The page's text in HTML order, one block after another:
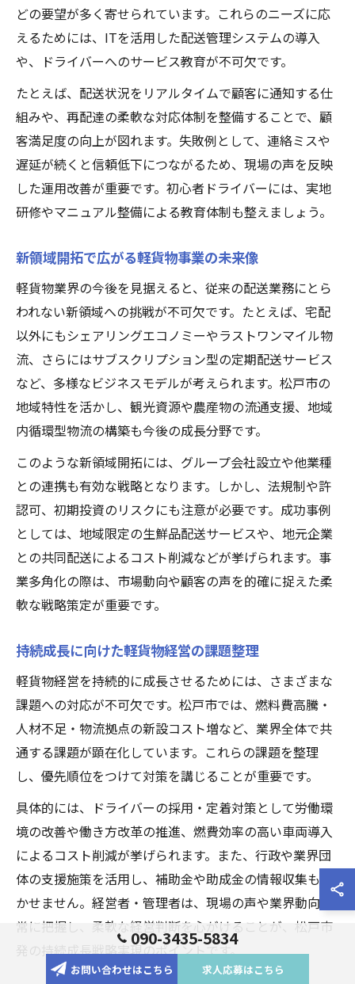
どの要望が多く寄せられています。これらのニーズに応
えるためには、ITを活用した配送管理システムの導入
や、ドライバーへのサービス教育が不可欠です。
たとえば、配送状況をリアルタイムで顧客に通知する仕
組みや、再配達の柔軟な対応体制を整備することで、顧
客満足度の向上が図れます。失敗例として、連絡ミスや
遅延が続くと信頼低下につながるため、現場の声を反映
した運用改善が重要です。初心者ドライバーには、実地
研修やマニュアル整備による教育体制も整えましょう。
新領域開拓で広がる軽貨物事業の未来像
軽貨物業界の今後を見据えると、従来の配送業務にとら
われない新領域への挑戦が不可欠です。たとえば、宅配
以外にもシェアリングエコノミーやラストワンマイル物
流、さらにはサブスクリプション型の定期配送サービス
など、多様なビジネスモデルが考えられます。松戸市の
地域特性を活かし、観光資源や農産物の流通支援、地域
内循環型物流の構築も今後の成長分野です。
このような新領域開拓には、グループ会社設立や他業種
との連携も有効な戦略となります。しかし、法規制や許
認可、初期投資のリスクにも注意が必要です。成功事例
としては、地域限定の生鮮品配送サービスや、地元企業
との共同配送によるコスト削減などが挙げられます。事
業多角化の際は、市場動向や顧客の声を的確に捉えた柔
軟な戦略策定が重要です。
持続成長に向けた軽貨物経営の課題整理
軽貨物経営を持続的に成長させるためには、さまざまな
課題への対応が不可欠です。松戸市では、燃料費高騰・
人材不足・物流拠点の新設コスト増など、業界全体で共
通する課題が顕在化しています。これらの課題を整理
し、優先順位をつけて対策を講じることが重要です。
具体的には、ドライバーの採用・定着対策として労働環
境の改善や働き方改革の推進、燃費効率の高い車両導入
によるコスト削減が挙げられます。また、行政や業界団
体の支援施策を活用し、補助金や助成金の情報収集も欠
かせません。経営者・管理者は、現場の声や業界動向を
常に把握し、柔軟な経営判断を心がけることが、松戸市
発の持続成長戦略実現のポイントです。
090-3435-5834
お問い合わせはこちら 求人応募はこちら